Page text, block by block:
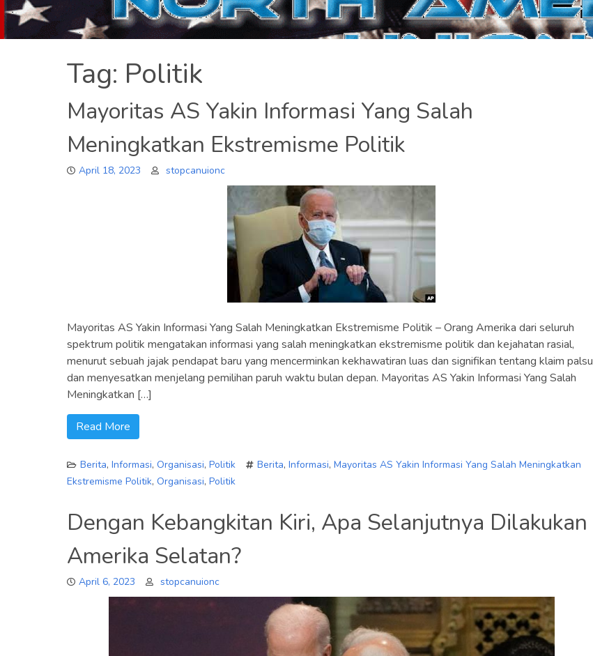
Tag: Politik
Mayoritas AS Yakin Informasi Yang Salah
Meningkatkan Ekstremisme Politik
April 18, 2023 stopcanuionc
Mayoritas AS Yakin Informasi Yang Salah Meningkatkan Ekstremisme Politik – Orang Amerika dari seluruh
spektrum politik mengatakan informasi yang salah meningkatkan ekstremisme politik dan kejahatan rasial,
menurut sebuah jajak pendapat baru yang mencerminkan kekhawatiran luas dan signifikan tentang klaim palsu
dan menyesatkan menjelang pemilihan paruh waktu bulan depan. Mayoritas AS Yakin Informasi Yang Salah
Meningkatkan […]
Read More
Berita, Informasi, Organisasi, Politik Berita, Informasi, Mayoritas AS Yakin Informasi Yang Salah Meningkatkan
Ekstremisme Politik, Organisasi, Politik
Dengan Kebangkitan Kiri, Apa Selanjutnya Dilakukan
Amerika Selatan?
April 6, 2023 stopcanuionc